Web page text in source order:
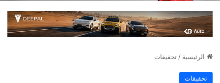
الرئيسية / تحقيقات
تحقيقات